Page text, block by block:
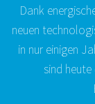
Dank
neuen
in nur einigen
sind